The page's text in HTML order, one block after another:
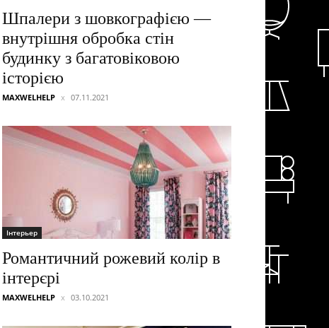
Шпалери з шовкографією —
внутрішня обробка стін
будинку з багатовіковою
історією
MAXWELHELP 07.11.2021
Інтерьер
Романтичний рожевий колір в
інтерєрі
MAXWELHELP 03.10.2021